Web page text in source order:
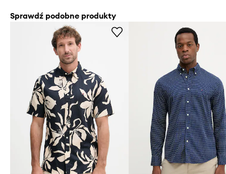
Sprawdź podobne produkty